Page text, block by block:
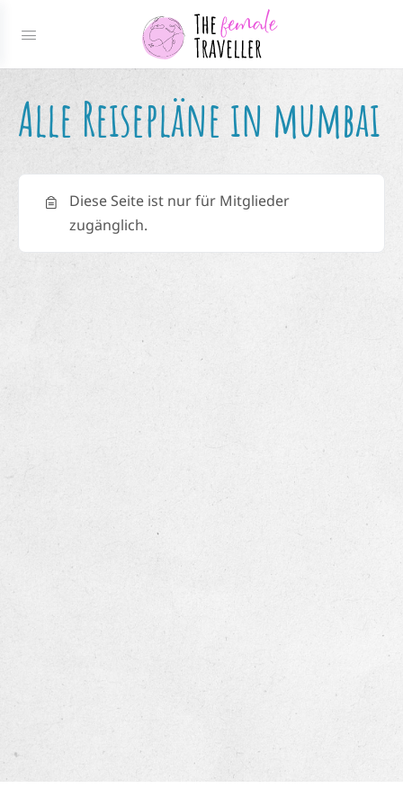
Alle Reisepläne in mumbai
Diese Seite ist nur für Mitglieder
zugänglich.